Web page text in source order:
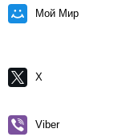
Мой Мир
X
Viber